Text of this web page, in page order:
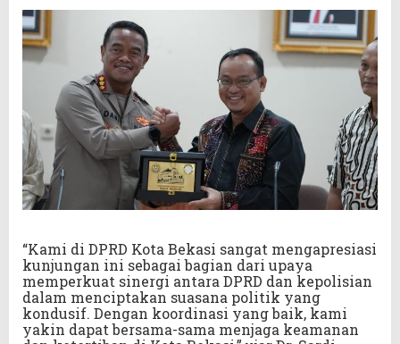
“Kami di DPRD Kota Bekasi sangat mengapresiasi
kunjungan ini sebagai bagian dari upaya
memperkuat sinergi antara DPRD dan kepolisian
dalam menciptakan suasana politik yang
kondusif. Dengan koordinasi yang baik, kami
yakin dapat bersama-sama menjaga keamanan